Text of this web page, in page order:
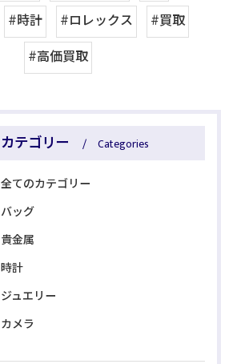
#時計 #ロレックス
#買取
#高価買取
カテゴリー Categories
全てのカテゴリー
バッグ
貴金属
時計
ジュエリー
カメラ